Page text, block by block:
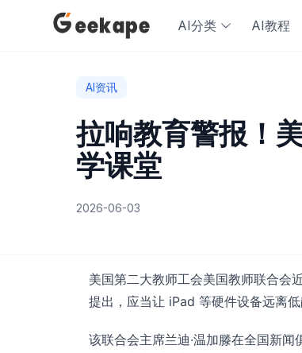
AI分类 AI教程
AI资讯
拉响教育警报！
学课堂
2026-06-03
美国第二大教师工会美国教师联合会
提出，应当让 iPad 等硬件设备远离
该联合会主席兰迪·温加滕在全国新